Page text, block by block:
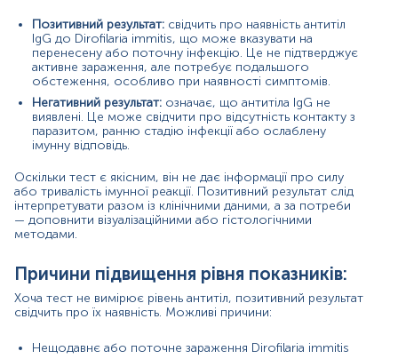
Ранньою стадією інфекції, коли антитіла ще не
виробилися
Імуносупресією або ослабленою імунною
відповіддю
Зникненням антитіл після одужання
Покази до призначення аналізу в окремих напрямках:
Інфекційні захворювання:
утвореннях.
Офтальмологія:при появі стороннього тіла чи
вузлика в оці, яке може бути спричинене
паразитом.
Онкологія:
структур.
Профілактика:
обстеження людей, які перебували
у зонах ризику чи мають часті укуси комарів у
ендемічних регіонах.
Позитивний результат: свідчить про наявність антитіл
IgG до Dirofilaria immitis, що може вказувати на
перенесену або поточну інфекцію. Це не підтверджує
активне зараження, але потребує подальшого
обстеження, особливо при наявності симптомів.
Негативний результат: означає, що антитіла IgG не
виявлені. Це може свідчити про відсутність контакту з
паразитом, ранню стадію інфекції або ослаблену
імунну відповідь.
Оскільки тест є якісним, він не дає інформації про силу
або тривалість імунної реакції. Позитивний результат слід
інтерпретувати разом із клінічними даними, а за потреби
— доповнити візуалізаційними або гістологічними
методами.
Причини підвищення рівня показників:
Хоча тест не вимірює рівень антитіл, позитивний результат
свідчить про їх наявність. Можливі причини:
Нещодавнє або поточне зараження Dirofilaria immitis